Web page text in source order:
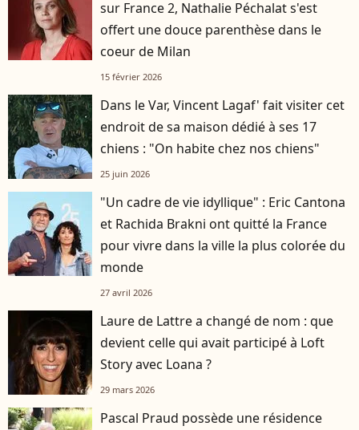
sur France 2, Nathalie Péchalat s'est
offert une douce parenthèse dans le
coeur de Milan
15 février 2026
Dans le Var, Vincent Lagaf' fait visiter cet
endroit de sa maison dédié à ses 17
chiens : "On habite chez nos chiens"
25 juin 2026
"Un cadre de vie idyllique" : Eric Cantona
et Rachida Brakni ont quitté la France
pour vivre dans la ville la plus colorée du
monde
27 avril 2026
Laure de Lattre a changé de nom : que
devient celle qui avait participé à Loft
Story avec Loana ?
29 mars 2026
Pascal Praud possède une résidence